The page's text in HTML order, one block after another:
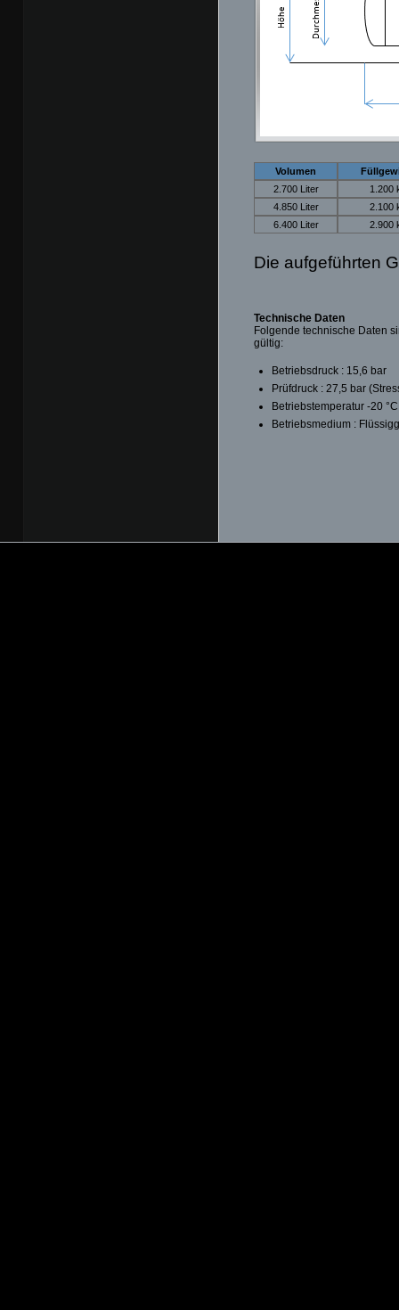
Volumen
2.700 Liter
1.200
4.850 Liter
2.100
6.400 Liter
2.900
Die aufgeführten
Technische Daten
Folgende technische Daten
gültig:
Betriebsdruck : 15,6 bar
Prüfdruck : 27,5 bar
Betriebstemperatur -20
Betriebsmedium :